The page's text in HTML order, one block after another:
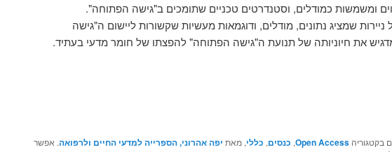
ומשמשות כמודלים, וסטנדרטים טכניים שתומכים ב"גישה הפתוחה".
שמציג נתונים, מודלים, ודוגמאות מעשיות שקשורות ליישום ה"גישה
את חיוניותה של תנועת ה"גישה הפתוחה" להפצתו של חומר מדעי בעתיד.
בקטגוריה Open Access
, כנסים, כללי, מאת יפה אהרוני, הספרייה למדעי החיים ולרפואה. אפשר